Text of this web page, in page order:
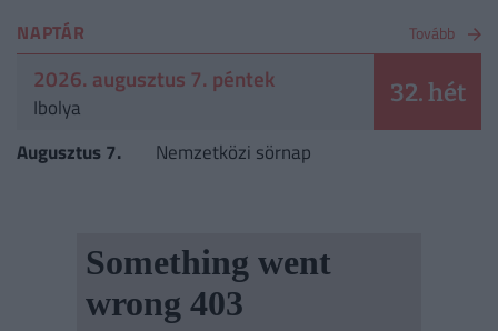
NAPTÁR Tovább
2026. augusztus 7. péntek
Ibolya 32. hét
Augusztus 7. Nemzetközi sörnap